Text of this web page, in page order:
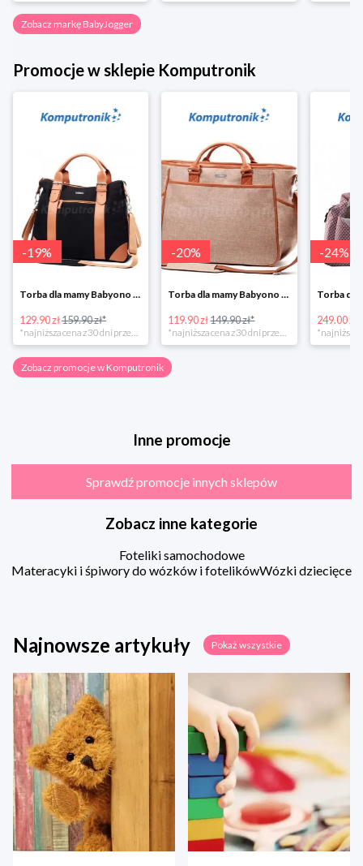
Zobacz markę BabyJogger
Promocje w sklepie Komputronik
-19%
Torba dla mamy Babyono 1505/01 Comfort Icoinic 5/5
129.90 zł159.90 zł*
-20%
Torba dla mamy Babyono 1507/01 Comfort Chic w super cenie
119.90 zł149.90 zł*
-24%
249.00 zł
Zobacz promocje w Komputronik
Inne promocje
Sprawdź promocje innych sklepów
Zobacz inne kategorie
Foteliki samochodowe
Materacyki i śpiwory do wózków i fotelikówWózki dziecięce
Najnowsze artykuły Pokaż wszystkie